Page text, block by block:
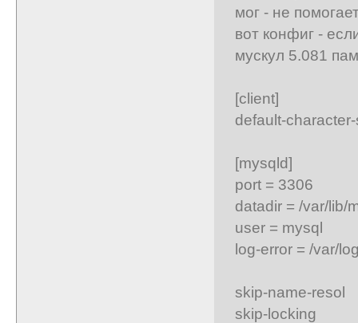
мог - не
вот конфиг -
мускул 5.081
[client]
default-
[mysqld]
port = 3306
datadir = /var/lib/
user = mysql
log-error = /var/
skip-name-resol
skip-locking